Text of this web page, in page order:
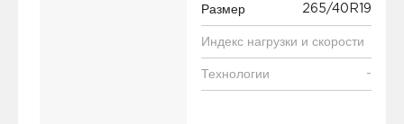
Размер 265/40R19
Индекс нагрузки и скорости
Технологии -